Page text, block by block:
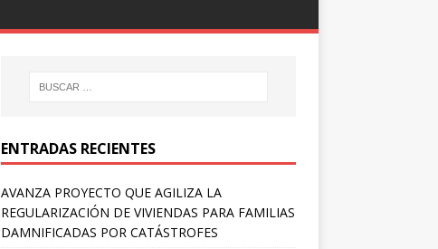
ENTRADAS RECIENTES
AVANZA PROYECTO QUE AGILIZA LA
REGULARIZACIÓN DE VIVIENDAS PARA FAMILIAS
DAMNIFICADAS POR CATÁSTROFES